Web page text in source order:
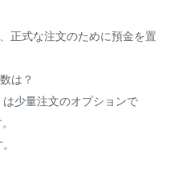
正式な注文のために預金を置
は？
少量注文のオプションで